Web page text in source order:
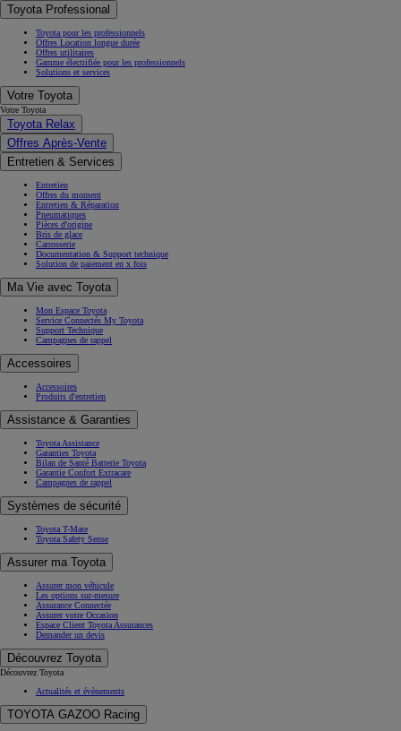
Toyota Professional
Toyota pour les professionnels
Offres Location longue durée
Offres utilitaires
Gamme électrifiée pour les professionnels
Solutions et services
Votre Toyota
Votre Toyota
Toyota Relax
Offres Après-Vente
Entretien & Services
Entretien
Offres du moment
Entretien & Réparation
Pneumatiques
Pièces d'origine
Bris de glace
Carrosserie
Documentation & Support technique
Solution de paiement en x fois
Ma Vie avec Toyota
Mon Espace Toyota
Service Connectés My Toyota
Support Technique
Campagnes de rappel
Accessoires
Accessoires
Produits d'entretien
Assistance & Garanties
Toyota Assistance
Garanties Toyota
Bilan de Santé Batterie Toyota
Garantie Confort Extracare
Campagnes de rappel
Systèmes de sécurité
Toyota T-Mate
Toyota Safety Sense
Assurer ma Toyota
Assurer mon véhicule
Les options sur-mesure
Assurance Connectée
Assurer votre Occasion
Espace Client Toyota Assurances
Demander un devis
Découvrez Toyota
Découvrez Toyota
Actualités et évènements
TOYOTA GAZOO Racing